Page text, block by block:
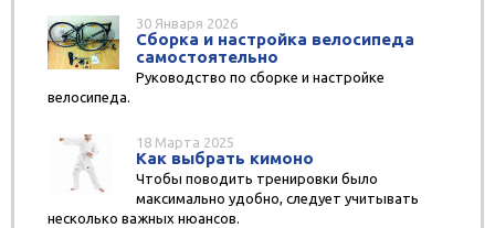
30 Января 2026
Сборка и настройка велосипеда
самостоятельно
Руководство по сборке и настройке
велосипеда.
18 Марта 2025
Как выбрать кимоно
Чтобы поводить тренировки было
максимально удобно, следует учитывать
несколько важных нюансов.